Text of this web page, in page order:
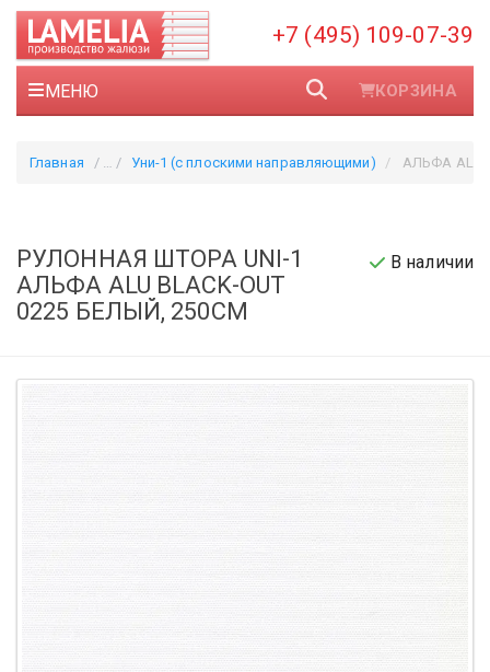
+7 (495) 109-07-39
МЕНЮ КОРЗИНА
Главная Уни-1 (с плоскими направляющими) АЛЬФА ALU
РУЛОННАЯ ШТОРА UNI-1
АЛЬФА ALU BLACK-OUT
0225 БЕЛЫЙ, 250CM
В наличии